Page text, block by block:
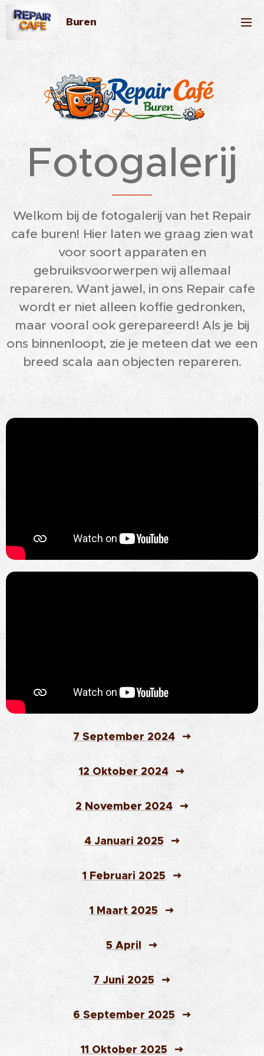
Buren
Fotogalerij
Welkom bij de fotogalerij van het Repair
cafe buren! Hier laten we graag zien wat
voor soort apparaten en
gebruiksvoorwerpen wij allemaal
repareren. Want jawel, in ons Repair cafe
wordt er niet alleen koffie gedronken,
maar vooral ook gerepareerd! Als je bij
ons binnenloopt, zie je meteen dat we een
breed scala aan objecten repareren.
7 September 2024
12 Oktober 2024
2 November 2024
4 Januari 2025
1 Februari 2025
1 Maart 2025
5 April
7 Juni 2025
6 September 2025
11 Oktober 2025